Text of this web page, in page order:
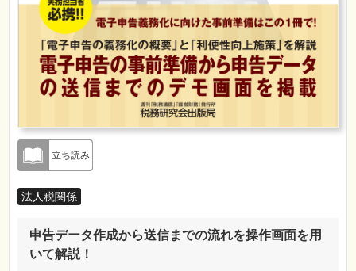
立ち読み
法人税関係
申告データ作成から送信までの流れを操作画面を用
いて解説！